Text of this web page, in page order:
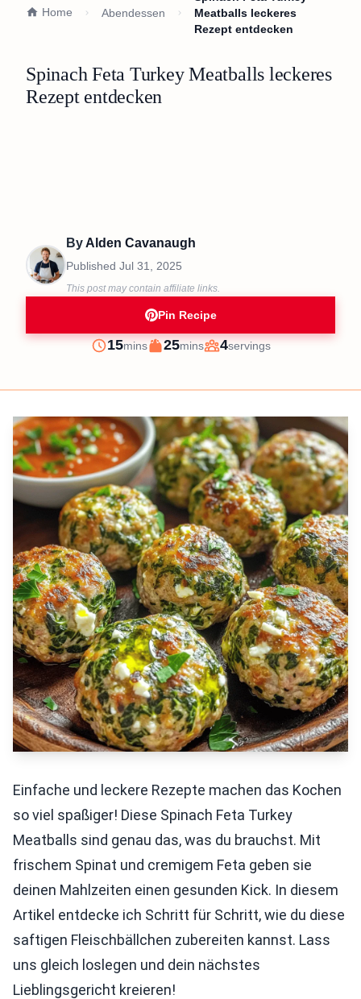
Home Abendessen
Meatballs leckeres
Rezept entdecken
Spinach Feta Turkey Meatballs leckeres
Rezept entdecken
ByAlden Cavanaugh
Published Jul 31, 2025
This post may contain affiliate links.
Pin Recipe
Prep
15minutes
mins
Cook
25minutes
mins
Servings
4servings
Einfache und leckere Rezepte machen das Kochen
so viel spaßiger! Diese Spinach Feta Turkey
Meatballs sind genau das, was du brauchst. Mit
frischem Spinat und cremigem Feta geben sie
deinen Mahlzeiten einen gesunden Kick. In diesem
Artikel entdecke ich Schritt für Schritt, wie du diese
saftigen Fleischbällchen zubereiten kannst. Lass
uns gleich loslegen und dein nächstes
Lieblingsgericht kreieren!